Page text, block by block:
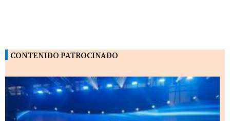
CONTENIDO PATROCINADO